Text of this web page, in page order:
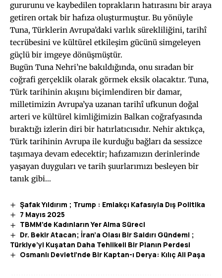
gururunu ve kaybedilen toprakların hatırasını bir araya
getiren ortak bir hafıza oluşturmuştur. Bu yönüyle
Tuna, Türklerin Avrupa’daki varlık sürekliliğini, tarihî
tecrübesini ve kültürel etkileşim gücünü simgeleyen
güçlü bir imgeye dönüşmüştür.
Bugün Tuna Nehri’ne bakıldığında, onu sıradan bir
coğrafi gerçeklik olarak görmek eksik olacaktır. Tuna,
Türk tarihinin akışını biçimlendiren bir damar,
milletimizin Avrupa’ya uzanan tarihî ufkunun doğal
arteri ve kültürel kimliğimizin Balkan coğrafyasında
bıraktığı izlerin diri bir hatırlatıcısıdır. Nehir aktıkça,
Türk tarihinin Avrupa ile kurduğu bağları da sessizce
taşımaya devam edecektir; hafızamızın derinlerinde
yaşayan duyguları ve tarih şuurlarımızı besleyen bir
tanık gibi…
Şafak Yıldırım ; Trump : Emlakçı Kafasıyla Dış Politika
7 Mayıs 2025
TBMM’de Kadınların Yer Alma Süreci
Dr. Bekir Atacan; İran’a Olası Bir Saldırı Gündemi ;
Türkiye’yi Kuşatan Daha Tehlikeli Bir Planın Perdesi
Osmanlı Devleti’nde Bir Kaptan-ı Derya: Kılıç Ali Paşa